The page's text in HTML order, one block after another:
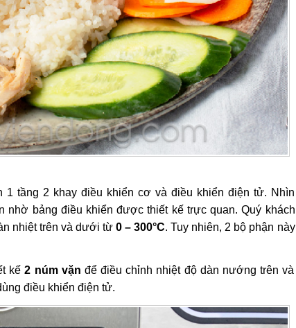
tầng 2 khay điều khiển cơ và điều khiển điện tử. Nhìn
nhờ bảng điều khiển được thiết kế trực quan. Quý khách
nhiệt trên và dưới từ0 – 300°C. Tuy nhiên, 2 bộ phận này
kế2 núm vặn để điều chỉnh nhiệt độ dàn nướng trên và
điều khiển điện tử.